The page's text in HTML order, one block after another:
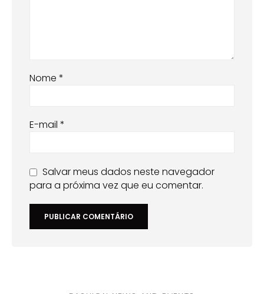
Nome *
E-mail *
Salvar meus dados neste navegador
para a próxima vez que eu comentar.